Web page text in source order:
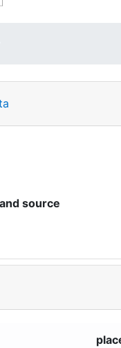
source